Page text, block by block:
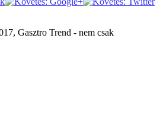
Gasztro Trend - nem csak